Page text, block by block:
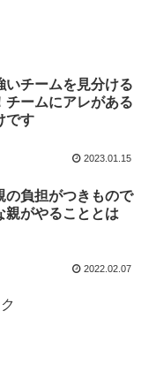
いチームを見分ける
チームにアレがある
です
2023.01.15
の負担がつきもので
親がやることとは
2022.02.07